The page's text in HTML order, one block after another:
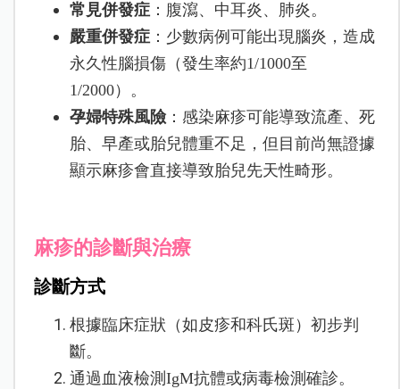
常見併發症：腹瀉、中耳炎、肺炎。
嚴重併發症：少數病例可能出現腦炎，造成
永久性腦損傷（發生率約1/1000至
1/2000）。
孕婦特殊風險：感染麻疹可能導致流產、死
胎、早產或胎兒體重不足，但目前尚無證據
顯示麻疹會直接導致胎兒先天性畸形。
麻疹的診斷與治療
診斷方式
根據臨床症狀（如皮疹和科氏斑）初步判
斷。
通過血液檢測IgM抗體或病毒檢測確診。